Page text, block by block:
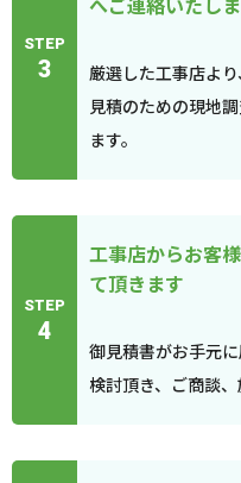
STEP
3
厳選した工事店よ
見積のための現地
ます。
STEP
4
工事店からお客
て頂きます
御見積書がお手元
検討頂き、ご商談、